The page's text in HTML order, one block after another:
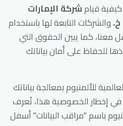
قيامشركة الإمارات
خ.والشركات التابعة لها باستخدام
معنا، كما يبين الحقوق التي
للحفاظ على أمان بياناتك
للألمنيوم بمعالجة بياناتك
إخطار الخصوصية هذا، تُعرف
باسم "مراقب البيانات" أسفل